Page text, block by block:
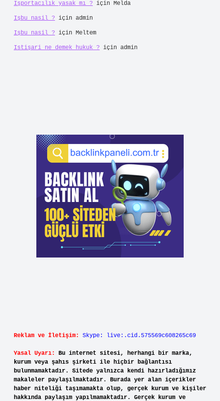
Işportacılık yasak mı ? için Melda
Işbu nasil ? için admin
Işbu nasil ? için Meltem
Istişari ne demek hukuk ? için admin
Reklam ve İletişim: Skype: live:.cid.575569c608265c69
Yasal Uyarı:
Bu internet sitesi, herhangi bir marka,
kurum veya şahıs şirketi ile hiçbir bağlantısı
bulunmamaktadır. Sitede yalnızca kendi hazırladığımız
makaleler paylaşılmaktadır. Burada yer alan içerikler
haber niteliği taşımamakta olup, gerçek kurum ve kişiler
hakkında paylaşım yapılmamaktadır. Gerçek kurum ve